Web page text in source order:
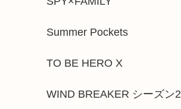
Summer Pockets
TO BE HERO X
WIND BREAKER シーズン2